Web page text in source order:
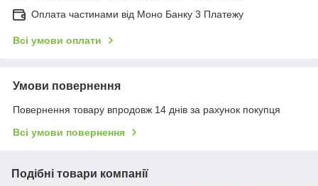
Оплата частинами від Моно Банку 3 Платежу
Всі умови оплати
Умови повернення
Повернення товару впродовж 14 днів за рахунок покупця
Всі умови повернення
Подібні товари компанії